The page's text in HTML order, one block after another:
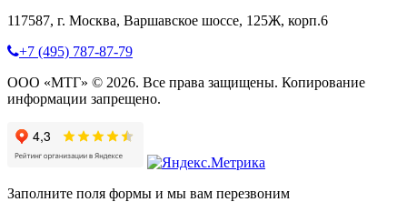
117587, г. Москва, Варшавское шоссе, 125Ж, корп.6
+7 (495) 787-87-79
ООО «МТГ» © 2026. Все права защищены. Копирование
информации запрещено.
Заполните поля формы и мы вам перезвоним